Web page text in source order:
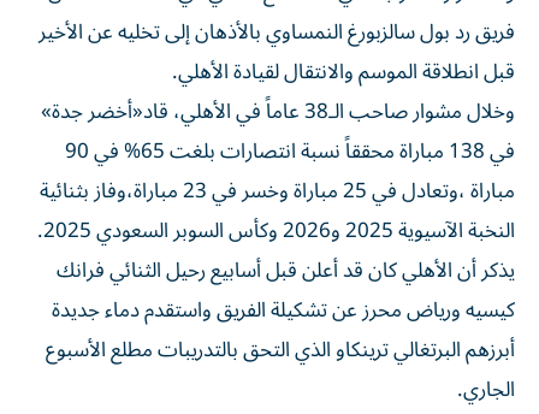
فريق رد بول سالزبورغ النمساوي بالأذهان إلى تخليه عن الأخير
قبل انطلاقة الموسم والانتقال لقيادة الأهلي.
وخلال مشوار صاحب الـ38 عاماً في الأهلي، قاد«أخضر جدة»
في 138 مباراة محققاً نسبة انتصارات بلغت 65% في 90
مباراة ،وتعادل في 25 مباراة وخسر في 23 مباراة،وفاز بثنائية
النخبة الآسيوية 2025 و2026 وكأس السوبر السعودي 2025.
يذكر أن الأهلي كان قد أعلن قبل أسابيع رحيل الثنائي فرانك
كيسيه ورياض محرز عن تشكيلة الفريق واستقدم دماء جديدة
أبرزهم البرتغالي ترينكاو الذي التحق بالتدريبات مطلع الأسبوع
الجاري.